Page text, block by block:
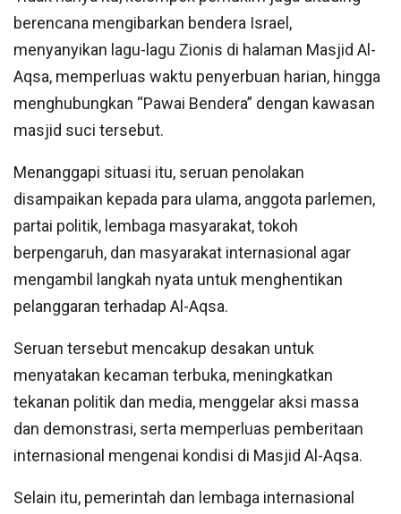
berencana mengibarkan bendera Israel,
menyanyikan lagu-lagu Zionis di halaman Masjid Al-
Aqsa, memperluas waktu penyerbuan harian, hingga
menghubungkan “Pawai Bendera” dengan kawasan
masjid suci tersebut.
Menanggapi situasi itu, seruan penolakan
disampaikan kepada para ulama, anggota parlemen,
partai politik, lembaga masyarakat, tokoh
berpengaruh, dan masyarakat internasional agar
mengambil langkah nyata untuk menghentikan
pelanggaran terhadap Al-Aqsa.
Seruan tersebut mencakup desakan untuk
menyatakan kecaman terbuka, meningkatkan
tekanan politik dan media, menggelar aksi massa
dan demonstrasi, serta memperluas pemberitaan
internasional mengenai kondisi di Masjid Al-Aqsa.
Selain itu, pemerintah dan lembaga internasional